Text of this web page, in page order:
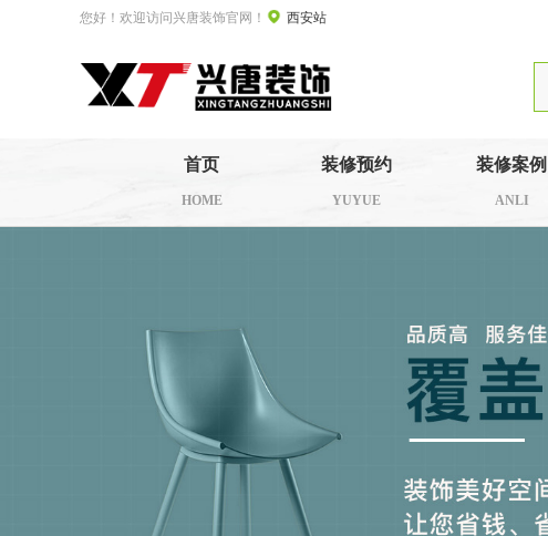
您好！欢迎访问兴唐装饰官网！ 西安站
首页
HOME
装修预约
YUYUE
装修案例
ANLI